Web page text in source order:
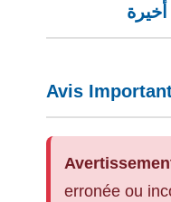
Avis
erronée ou